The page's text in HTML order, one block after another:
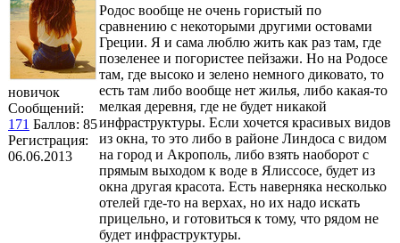
новичок
Сообщений:
171 Баллов: 85
Регистрация:
06.06.2013
Родос вообще не очень гористый по
сравнению с некоторыми другими остовами
Греции. Я и сама люблю жить как раз там, где
позеленее и погористее пейзажи. Но на Родосе
там, где высоко и зелено немного диковато, то
есть там либо вообще нет жилья, либо какая-то
мелкая деревня, где не будет никакой
инфраструктуры. Если хочется красивых видов
из окна, то это либо в районе Линдоса с видом
на город и Акрополь, либо взять наоборот с
прямым выходом к воде в Ялиссосе, будет из
окна другая красота. Есть наверняка несколько
отелей где-то на верхах, но их надо искать
прицельно, и готовиться к тому, что рядом не
будет инфраструктуры.